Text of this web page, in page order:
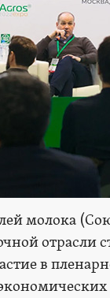
молока
отрасли
в